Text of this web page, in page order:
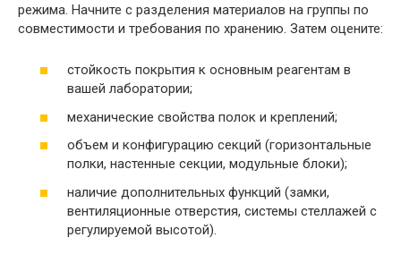
режима. Начните с разделения материалов на группы по
совместимости и требования по хранению. Затем оцените:
стойкость покрытия к основным реагентам в
вашей лаборатории;
механические свойства полок и креплений;
объем и конфигурацию секций (горизонтальные
полки, настенные секции, модульные блоки);
наличие дополнительных функций (замки,
вентиляционные отверстия, системы стеллажей с
регулируемой высотой).